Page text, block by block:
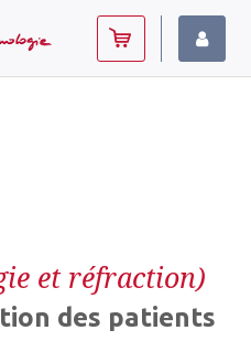
et réfraction)
des patients